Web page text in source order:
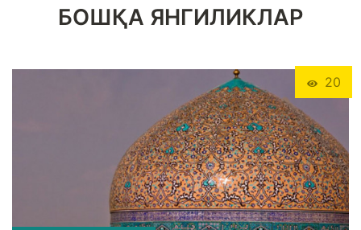
БОШҚА ЯНГИЛИКЛАР
20